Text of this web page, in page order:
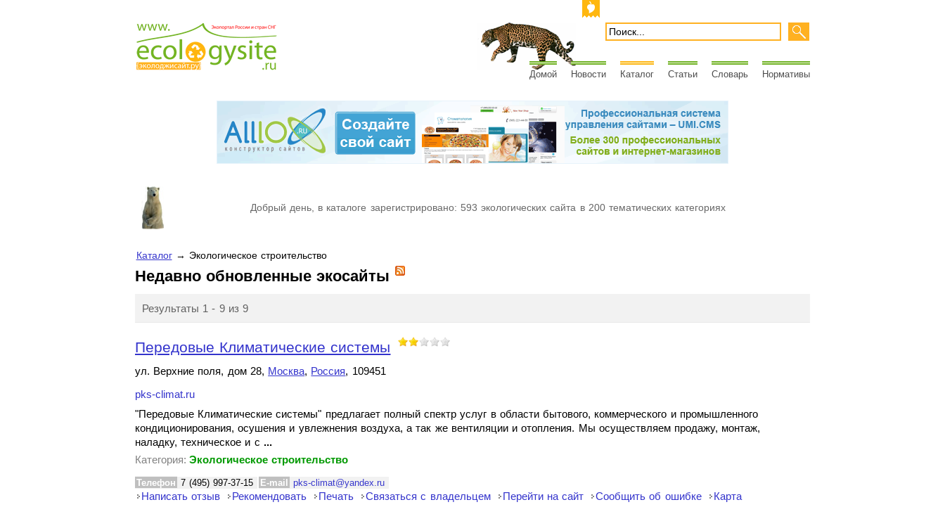
Домой Новости Каталог Статьи Словарь Нормативы
Добрый день, в каталоге зарегистрировано: 593 экологических сайта в 200 тематических категориях
Каталог→ Экологическое строительство
Недавно обновленные экосайты
Результаты 1 - 9 из 9
Передовые Климатические системы
ул. Верхние поля, дом 28, Москва, Россия, 109451
pks-climat.ru
"Передовые Климатические системы" предлагает полный спектр услуг в области бытового, коммерческого и промышленного
кондиционирования, осушения и увлежнения воздуха, а так же вентиляции и отопления. Мы осуществляем продажу, монтаж,
наладку, техническое и с ...
Категория: Экологическое строительство
Телефон 7 (495) 997-37-15 E-mail pks-climat@yandex.ru
Написать отзыв Рекомендовать Печать Связаться с владельцем Перейти на сайт Сообщить об ошибке Карта